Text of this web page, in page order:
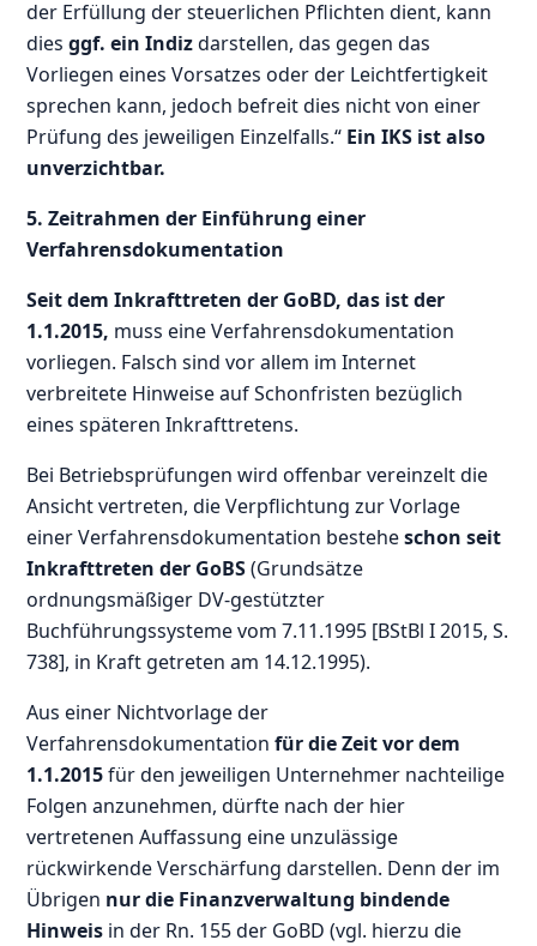
der Erfüllung der steuerlichen Pflichten dient, kann
diesggf. ein Indizdarstellen, das gegen das
Vorliegen eines Vorsatzes oder der Leichtfertigkeit
sprechen kann, jedoch befreit dies nicht von einer
Prüfung des jeweiligen Einzelfalls.“ Ein IKS ist also
unverzichtbar.
5. Zeitrahmen der Einführung einer
Verfahrensdokumentation
Seit dem Inkrafttreten der GoBD, das ist der
1.1.2015, muss eine Verfahrensdokumentation
vorliegen. Falsch sind vor allem im Internet
verbreitete Hinweise auf Schonfristen bezüglich
eines späteren Inkrafttretens.
Bei Betriebsprüfungen wird offenbar vereinzelt die
Ansicht vertreten, die Verpflichtung zur Vorlage
einer Verfahrensdokumentation besteheschon seit
Inkrafttreten der GoBS(Grundsätze
ordnungsmäßiger DV-gestützter
Buchführungssysteme vom 7.11.1995 [BStBl I 2015, S.
738], in Kraft getreten am 14.12.1995).
Aus einer Nichtvorlage der
Verfahrensdokumentationfür die Zeit vor dem
1.1.2015für den jeweiligen Unternehmer nachteilige
Folgen anzunehmen, dürfte nach der hier
vertretenen Auffassung eine unzulässige
rückwirkende Verschärfung darstellen. Denn der im
Übrigen nur die Finanzverwaltung bindende
Hinweis in der Rn. 155 der GoBD (vgl. hierzu die